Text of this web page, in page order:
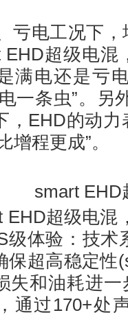
电工况下，
EHD超级电
满电还是亏
一条虫”。
，EHD的动
增程更成”。
smart EHD
超级电混
级体验：技术
保超高稳定性
失和油耗进
通过170+处